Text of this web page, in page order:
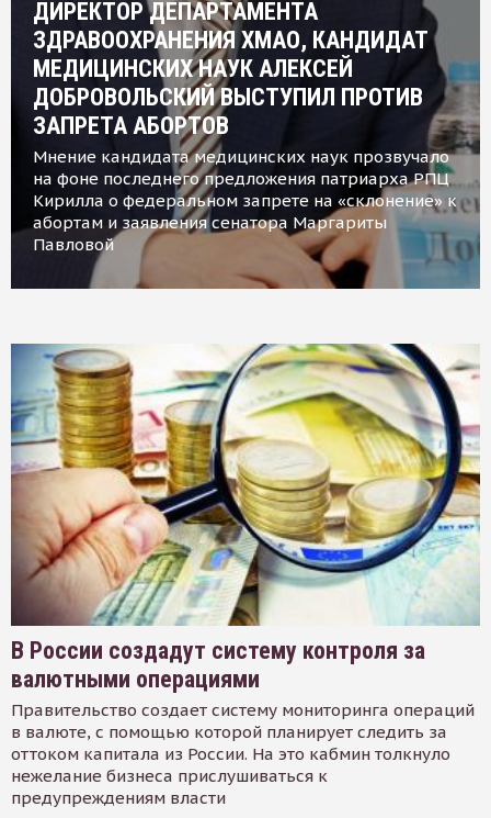
ДИРЕКТОР ДЕПАРТАМЕНТА
ЗДРАВООХРАНЕНИЯ ХМАО, КАНДИДАТ
МЕДИЦИНСКИХ НАУК АЛЕКСЕЙ
ДОБРОВОЛЬСКИЙ ВЫСТУПИЛ ПРОТИВ
ЗАПРЕТА АБОРТОВ
Мнение кандидата медицинских наук прозвучало
на фоне последнего предложения патриарха РПЦ
Кирилла о федеральном запрете на «склонение» к
абортам и заявления сенатора Маргариты
Павловой
В России создадут систему контроля за
валютными операциями
Правительство создает систему мониторинга операций
в валюте, с помощью которой планирует следить за
оттоком капитала из России. На это кабмин толкнуло
нежелание бизнеса прислушиваться к
предупреждениям власти